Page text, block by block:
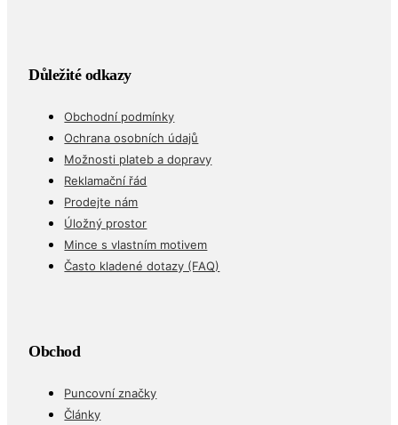
Důležité odkazy
Obchodní podmínky
Ochrana osobních údajů
Možnosti plateb a dopravy
Reklamační řád
Prodejte nám
Úložný prostor
Mince s vlastním motivem
Často kladené dotazy (FAQ)
Obchod
Puncovní značky
Články